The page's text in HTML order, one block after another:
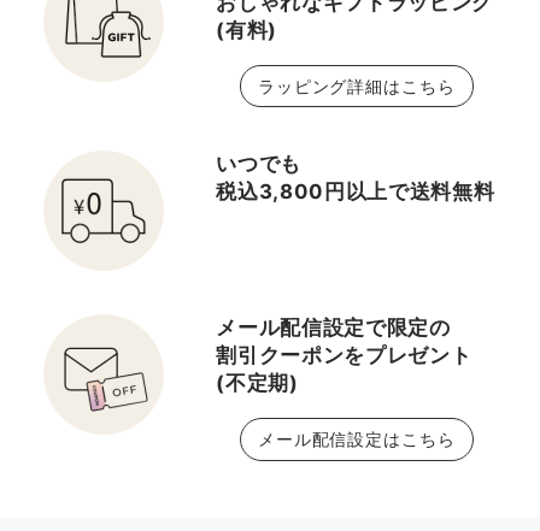
(有料)
ラッピング詳細はこちら
いつでも
税込3,800円以上で送料無料
メール配信設定で限定の
割引クーポンをプレゼント
(不定期)
メール配信設定はこちら